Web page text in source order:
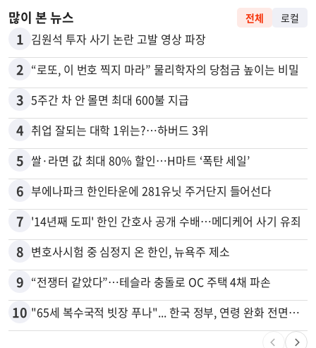
많이 본 뉴스 전체 로컬
1 김원석 투자 사기 논란 고발 영상 파장
2 “로또, 이 번호 찍지 마라” 물리학자의 당첨금 높이는 비밀
3 5주간 차 안 몰면 최대 600불 지급
4 취업 잘되는 대학 1위는?…하버드 3위
5 쌀·라면 값 최대 80% 할인…H마트 ‘폭탄 세일’
6 부에나파크 한인타운에 281유닛 주거단지 들어선다
7 '14년째 도피' 한인 간호사 공개 수배…메디케어 사기 유죄
8 변호사시험 중 심정지 온 한인, 뉴욕주 제소
9 “전쟁터 같았다”…테슬라 충돌로 OC 주택 4채 파손
10 "65세 복수국적 빗장 푸나"... 한국 정부, 연령 완화 전면 추진